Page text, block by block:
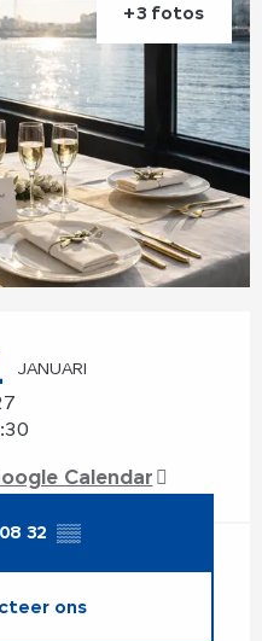
+3 fotos
JANUARI
Calendar
32 ▒▒
ons